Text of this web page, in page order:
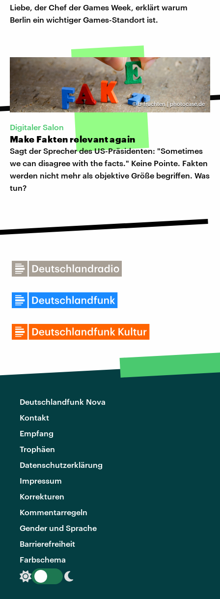
Liebe, der Chef der Games Week, erklärt warum
Berlin ein wichtiger Games-Standort ist.
©b-fruchten | photocase.de
Digitaler Salon
Make Fakten relevant again
Sagt der Sprecher des US-Präsidenten: "Sometimes
we can disagree with the facts." Keine Pointe. Fakten
werden nicht mehr als objektive Größe begriffen. Was
tun?
Deutschlandfunk Nova
Kontakt
Empfang
Trophäen
Datenschutzerklärung
Impressum
Korrekturen
Kommentarregeln
Gender und Sprache
Barrierefreiheit
Farbschema